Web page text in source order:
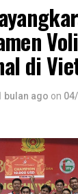
Voli
di
bulan ago on